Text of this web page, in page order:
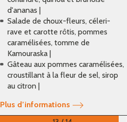
d'ananas |
Salade de choux-fleurs, céleri-
rave et carotte rôtis, pommes
caramélisées, tomme de
Kamouraska |
Gâteau aux pommes caramélisées,
croustillant à la fleur de sel, sirop
au citron |
Plus d’informations